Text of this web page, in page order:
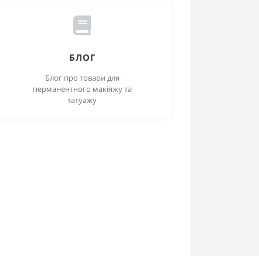
БЛОГ
Блог про товари для
перманентного макіяжу та
татуажу